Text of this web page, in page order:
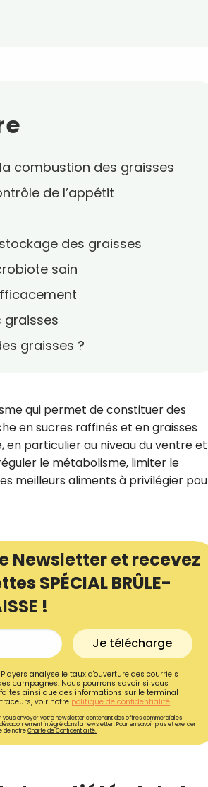
combustion des graisses
de l’appétit
des graisses
sain
graisses
graisses ?
qui permet de constituer des
en sucres raffinés et en graisses
en particulier au niveau du ventre et
le métabolisme, limiter le
meilleurs aliments à privilégier
Newsletter et recevez
SPÉCIAL BRÛLE-
!
Je télécharge
analyse le taux d'ouverture des courriels
campagnes. Nous pourrons savoir si vous
ainsi que des informations sur le terminal
voir notre politique de confidentialité.
envoyer votre newsletter contenant des offres commerciales
intégré dans la newsletter. Pour en savoir plus et exercer
de notreCharte de Confidentialité.
Recevez gratuitement
recettes inédites de
!
Ainsi que la newsletter